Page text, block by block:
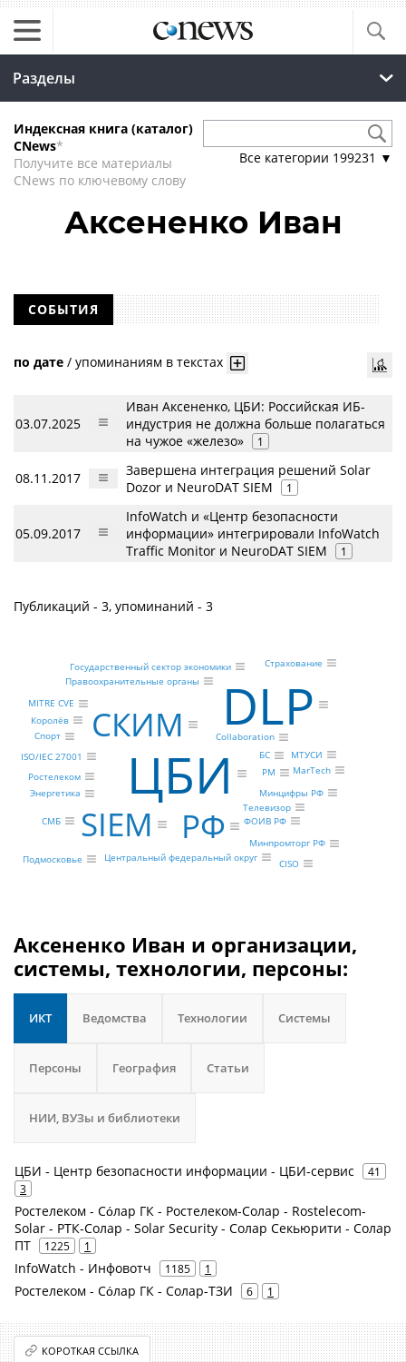
Разделы
Индексная книга (каталог)
CNews*
Получите все материалы
CNews по ключевому слову
Все категории 199231 ▼
Аксененко Иван
СОБЫТИЯ
по дате / упоминаниям в текстах
03.07.2025
Иван Аксененко, ЦБИ: Российская ИБ-
индустрия не должна больше полагаться
на чужое «железо»
1
08.11.2017
Завершена интеграция решений Solar
Dozor и NeuroDAT SIEM
1
05.09.2017
InfoWatch и «Центр безопасности
информации» интегрировали InfoWatch
Traffic Monitor и NeuroDAT SIEM
1
Публикаций - 3, упоминаний - 3
ЦБИ
DLP
СКИМ
SIEM РФ
Правоохранительные органы
ФОИВ РФ
Минпромторг РФ
Минцифры РФ
Телевизор
Collaboration
PM
БС
ISO/IEC 27001
MITRE CVE
Ростелеком
Королёв
Подмосковье Центральный федеральный округ
Страхование
Государственный сектор экономики
Энергетика
Спорт
MarTech
СМБ
CISO
МТУСИ
Аксененко Иван и организации,
системы, технологии, персоны:
ИКТ Ведомства Технологии Системы
Персоны География Статьи
НИИ, ВУЗы и библиотеки
ЦБИ - Центр безопасности информации - ЦБИ-сервис
41
3
Ростелеком - Сόлар ГК - Ростелеком-Солар - Rostelecom-
Solar - РТК-Солар - Solar Security - Солар Секьюрити - Солар
ПТ
1225 1
InfoWatch - Инфовотч 1185 1
Ростелеком - Сόлар ГК - Солар-ТЗИ 6 1
КОРОТКАЯ ССЫЛКА